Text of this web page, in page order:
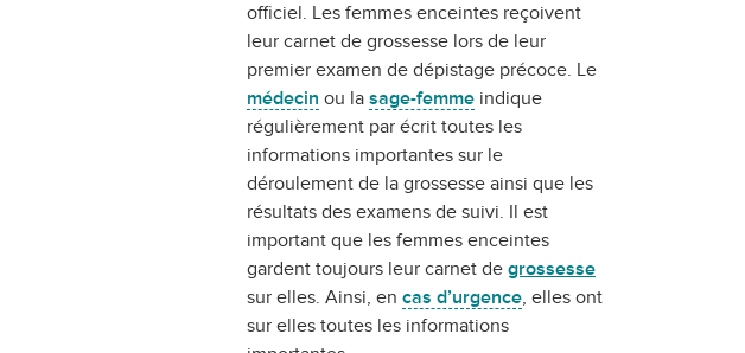
officiel. Les femmes enceintes reçoivent
leur carnet de grossesse lors de leur
premier examen de dépistage précoce. Le
médecin ou la sage-femme indique
régulièrement par écrit toutes les
informations importantes sur le
déroulement de la grossesse ainsi que les
résultats des examens de suivi. Il est
important que les femmes enceintes
gardent toujours leur carnet de grossesse
sur elles. Ainsi, en cas d’urgence, elles ont
sur elles toutes les informations